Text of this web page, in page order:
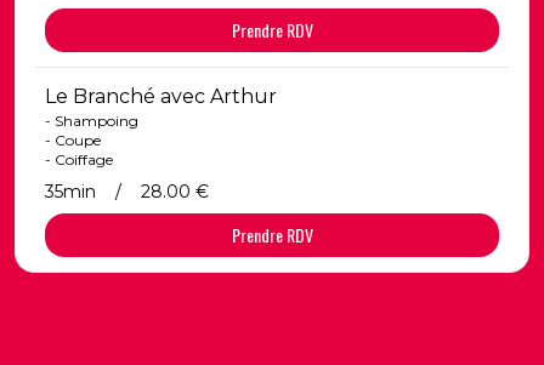
Prendre RDV
Le Branché avec Arthur
- Shampoing
- Coupe
- Coiffage
35min / 28.00 €
Prendre RDV